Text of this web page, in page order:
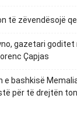
të zëvendësojë
gazetari
Çapjas
e bashkisë
për të drejtën